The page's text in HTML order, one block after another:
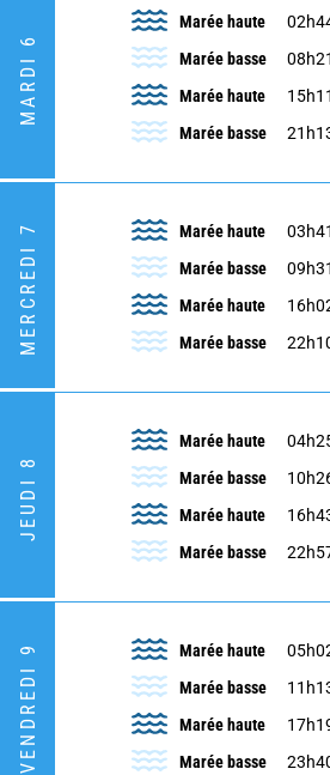
MARDI 6
Marée haute
Marée basse
08h21
Marée haute 15h11
Marée basse
MERCREDI 7 Marée haute 03h41
Marée basse
09h31
Marée haute
Marée basse
JEUDI 8
Marée haute
Marée basse
Marée haute
Marée basse
VENDREDI 9 Marée haute
Marée basse
Marée haute
Marée basse